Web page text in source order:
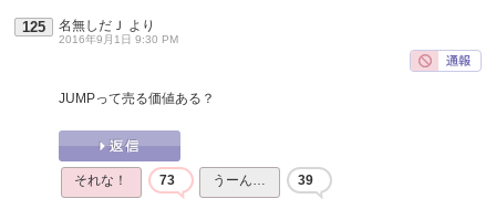
125 名無しだＪ より
2016年9月1日 9:30 PM
JUMPって売る価値ある？
それな！ 73 うーん… 39